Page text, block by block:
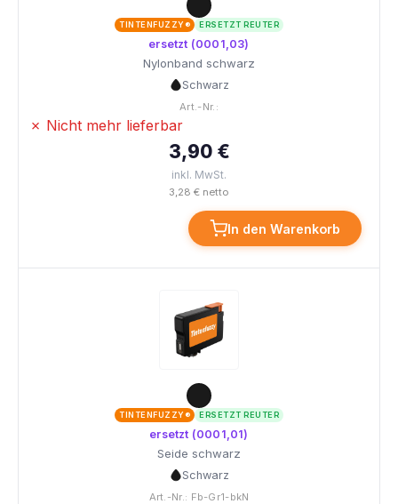
TINTENFUZZY® ERSETZT REUTER
ersetzt (0001,03)
Nylonband schwarz
Schwarz
Art.-Nr.:
✗ Nicht mehr lieferbar
3,90 €
inkl. MwSt.
3,28 € netto
In den Warenkorb
TINTENFUZZY® ERSETZT REUTER
ersetzt (0001,01)
Seide schwarz
Schwarz
Art.-Nr.: Fb-Gr1-bkN